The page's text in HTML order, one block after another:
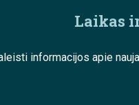
Laikas
informacijos apie